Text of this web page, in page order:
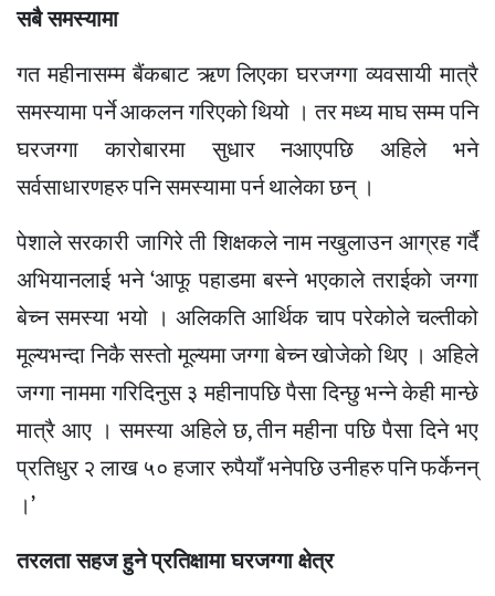
सबै समस्यामा
गत महीनासम्म बैंकबाट ऋण लिएका घरजग्गा व्यवसायी मात्रै
समस्यामा पर्ने आकलन गरिएको थियो । तर मध्य माघ सम्म पनि
घरजग्गा कारोबारमा सुधार नआएपछि अहिले भने
सर्वसाधारणहरु पनि समस्यामा पर्न थालेका छन् ।
पेशाले सरकारी जागिरे ती शिक्षकले नाम नखुलाउन आग्रह गर्दै
अभियानलाई भने ‘आफू पहाडमा बस्ने भएकाले तराईको जग्गा
बेच्न समस्या भयो । अलिकति आर्थिक चाप परेकोले चल्तीको
मूल्यभन्दा निकै सस्तो मूल्यमा जग्गा बेच्न खोजेको थिए । अहिले
जग्गा नाममा गरिदिनुस ३ महीनापछि पैसा दिन्छु भन्ने केही मान्छे
मात्रै आए । समस्या अहिले छ, तीन महीना पछि पैसा दिने भए
प्रतिधुर २ लाख ५० हजार रुपैयाँ भनेपछि उनीहरु पनि फर्केनन्
।’
तरलता सहज हुने प्रतिक्षामा घरजग्गा क्षेत्र